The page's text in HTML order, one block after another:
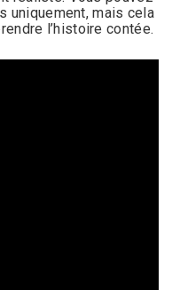
uniquement, mais cela
l’histoire contée.